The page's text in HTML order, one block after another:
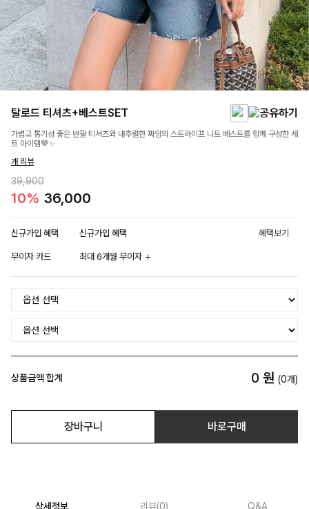
탈로드 티셔츠+베스트SET
가볍고 통기성 좋은 반팔 티셔츠와 내추럴한 짜임의 스트라이프 니트 베스트를 함께 구성한 세
트 아이템🤎✨
개 리뷰
39,900
10% 36,000
신규가입 혜택 신규가입 혜택 혜택보기
무이자 카드 최대 6개월 무이자
상품금액 합계 0 원 (0개)
장바구니 바로구매
상세정보 리뷰(0) Q&A